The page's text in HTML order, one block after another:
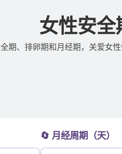
女性安全
期、排卵期和月经期，关爱女
🔄 月经周期（天）